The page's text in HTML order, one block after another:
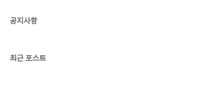
공지사항
최근 포스트